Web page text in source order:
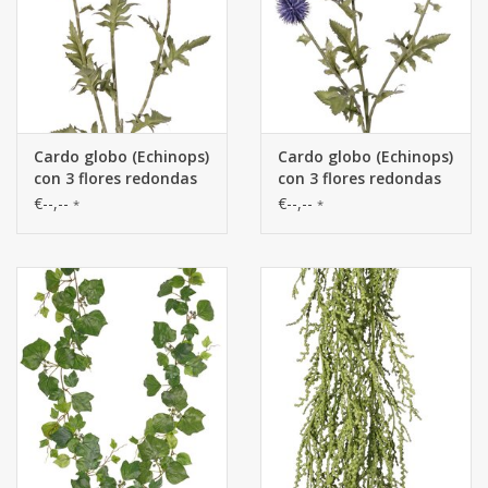
Cardo globo (Echinops)
con 3 flores redondas
de Ø 5 cm, 9 hojas de
€--,-- *
Cardo globo (Echinops)
con 3 flores redondas
de Ø 5 cm, 9 hojas de
€--,-- *